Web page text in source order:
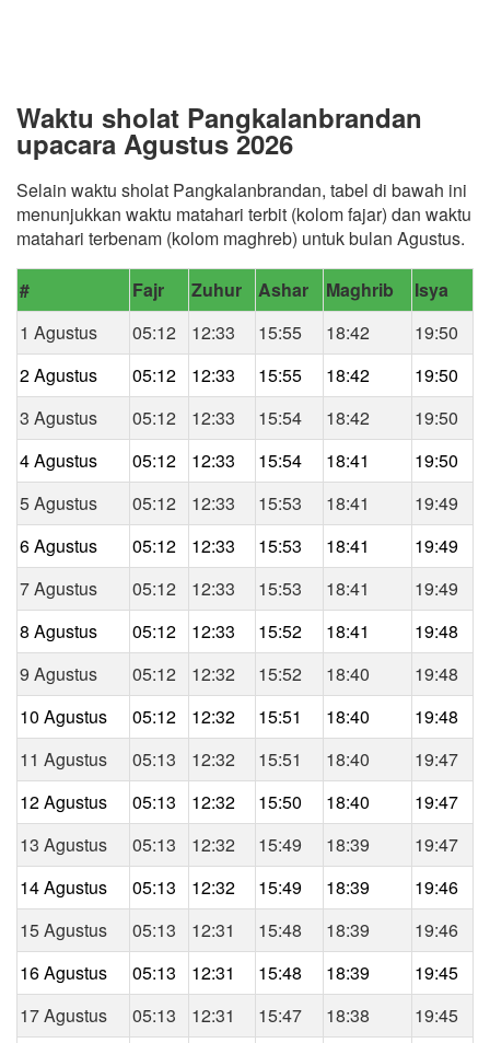
Waktu sholat Pangkalanbrandan
upacara Agustus 2026
Selain waktu sholat Pangkalanbrandan, tabel di bawah ini
menunjukkan waktu matahari terbit (kolom fajar) dan waktu
matahari terbenam (kolom maghreb) untuk bulan Agustus.
# Fajr Zuhur Ashar Maghrib
Isya
1 Agustus
05:12 12:33 15:55 18:42
19:50
2 Agustus
05:12 12:33 15:55 18:42
19:50
3 Agustus
05:12 12:33 15:54 18:42
19:50
4 Agustus
05:12 12:33 15:54 18:41
19:50
5 Agustus
05:12 12:33 15:53 18:41
19:49
6 Agustus
05:12 12:33 15:53 18:41
19:49
7 Agustus
05:12 12:33 15:53 18:41
19:49
8 Agustus
05:12 12:33 15:52 18:41
19:48
9 Agustus
05:12 12:32 15:52 18:40
19:48
10 Agustus
05:12 12:32 15:51 18:40
19:48
11 Agustus
05:13 12:32 15:51 18:40
19:47
12 Agustus
05:13 12:32 15:50 18:40
19:47
13 Agustus
05:13 12:32 15:49 18:39
19:47
14 Agustus
05:13 12:32 15:49 18:39
19:46
15 Agustus
05:13 12:31 15:48 18:39
19:46
16 Agustus
05:13 12:31 15:48 18:39
19:45
17 Agustus
05:13 12:31 15:47 18:38 19:45